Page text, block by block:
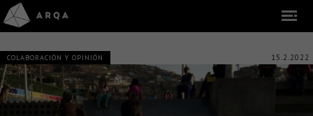
COLABORACIÓN Y OPINIÓN 15.2.2022